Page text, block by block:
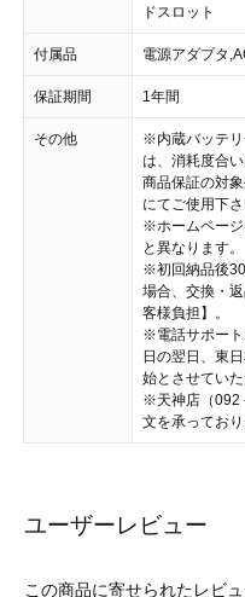
ドスロット
付属品 電源アダプタ
保証期間 1年間
その他
※内蔵バッテリ
は、消耗度合
商品保証の対
にてご使用下さ
※ホームページ
と異なります。
※初回納品後
場合、交換・
客様負担】。
※電話サポート
日の翌日、東
始とさせていた
※天神店（092
文を承ってお
ユーザーレビュー
この商品に寄せられたレビ